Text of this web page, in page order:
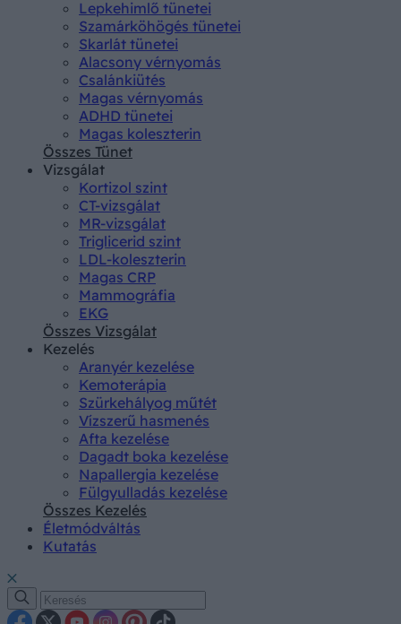
Lepkehimlő tünetei
Szamárköhögés tünetei
Skarlát tünetei
Alacsony vérnyomás
Csalánkiütés
Magas vérnyomás
ADHD tünetei
Magas koleszterin
Összes Tünet
Vizsgálat
Kortizol szint
CT-vizsgálat
MR-vizsgálat
Triglicerid szint
LDL-koleszterin
Magas CRP
Mammográfia
EKG
Összes Vizsgálat
Kezelés
Aranyér kezelése
Kemoterápia
Szürkehályog műtét
Vízszerű hasmenés
Afta kezelése
Dagadt boka kezelése
Napallergia kezelése
Fülgyulladás kezelése
Összes Kezelés
Életmódváltás
Kutatás